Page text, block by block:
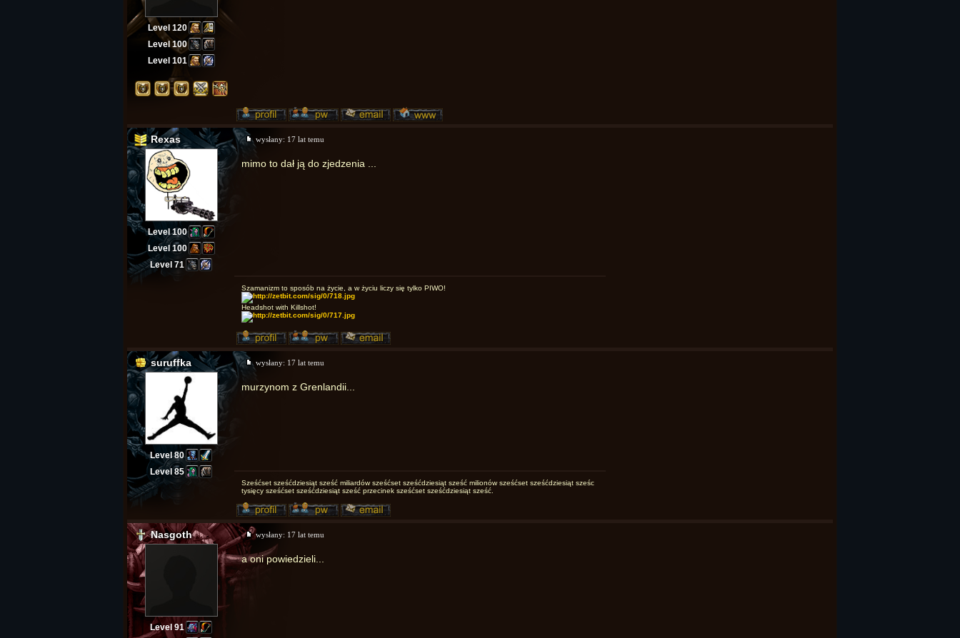
Level 120
Level 100
Level 101
Rexas
Level 100
Level 100
Level 71
wysłany: 17 lat temu
mimo to dał ją do zjedzenia ...
Szamanizm to sposób na życie, a w życiu liczy się tylko PIWO!
Headshot with Killshot!
suruffka
Level 80
Level 85
wysłany: 17 lat temu
murzynom z Grenlandii...
Sześćset sześćdziesiąt sześć miliardów sześćset sześćdziesiąt sześć milionów sześćset sześćdziesiąt sześc
tysięcy sześćset sześćdziesiąt sześć przecinek sześćset sześćdziesiąt sześć.
Nasgoth
Level 91
wysłany: 17 lat temu
a oni powiedzieli...